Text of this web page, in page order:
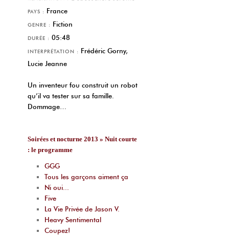
PAYS : France
GENRE : Fiction
DURÉE : 05:48
INTERPRÉTATION : Frédéric Gorny,
Lucie Jeanne
Un inventeur fou construit un robot
qu’il va tester sur sa famille.
Dommage…
Soirées et nocturne 2013 » Nuit courte
: le programme
GGG
Tous les garçons aiment ça
Ni oui...
Five
La Vie Privée de Jason V.
Heavy Sentimental
Coupez!